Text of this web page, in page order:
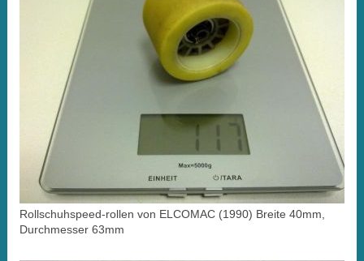
Rollschuhspeed-rollen von ELCOMAC (1990) Breite 40mm,
Durchmesser 63mm